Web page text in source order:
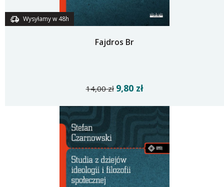
Wysyłamy w 48h
Fajdros Br
14,00 zł 9,80 zł